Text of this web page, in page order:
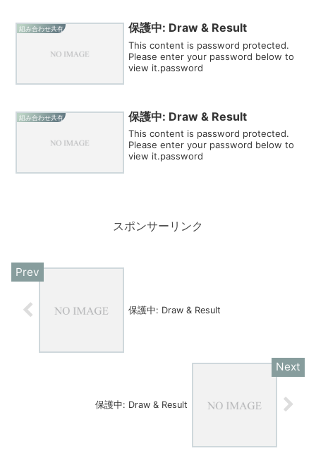
組み合わせ共有 保護中: Draw & Result
This content is password protected.
Please enter your password below to
view it.password
組み合わせ共有 保護中: Draw & Result
This content is password protected.
Please enter your password below to
view it.password
スポンサーリンク
保護中: Draw & Result
保護中: Draw & Result